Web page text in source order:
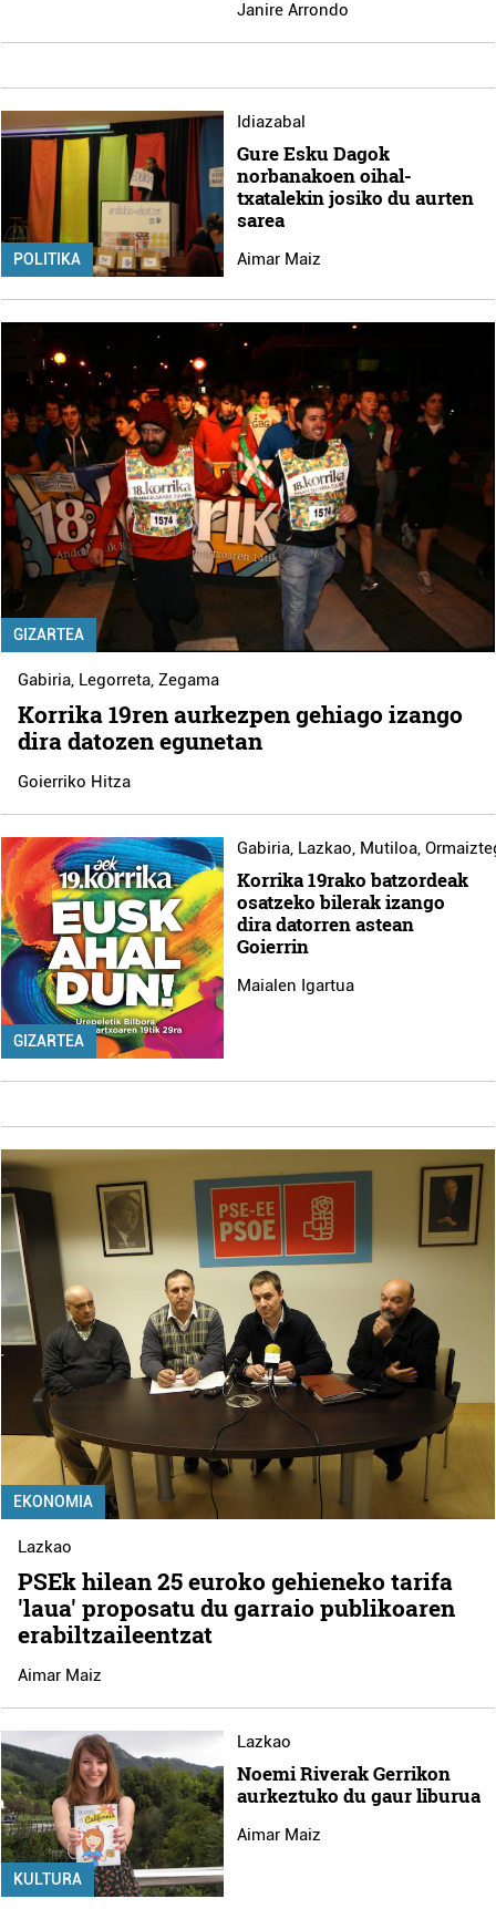
Janire Arrondo
POLITIKA
Idiazabal
Gure Esku Dagok
norbanakoen oihal-
txatalekin josiko du aurten
sarea
Aimar Maiz
GIZARTEA
Gabiria, Legorreta,Zegama
Korrika 19ren aurkezpen gehiago izango
dira datozen egunetan
Goierriko Hitza
GIZARTEA
Gabiria, Lazkao, Mutiloa,
Korrika 19rako batzordeak
osatzeko bilerak izango
dira datorren astean
Goierrin
Maialen Igartua
EKONOMIA
Lazkao
PSEk hilean 25 euroko gehieneko tarifa
'laua' proposatu du garraio publikoaren
erabiltzaileentzat
Aimar Maiz
KULTURA
Lazkao
Noemi Riverak Gerrikon
aurkeztuko du gaur liburua
Aimar Maiz